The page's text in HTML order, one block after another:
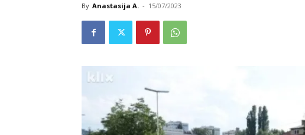
By Anastasija A. - 15/07/2023